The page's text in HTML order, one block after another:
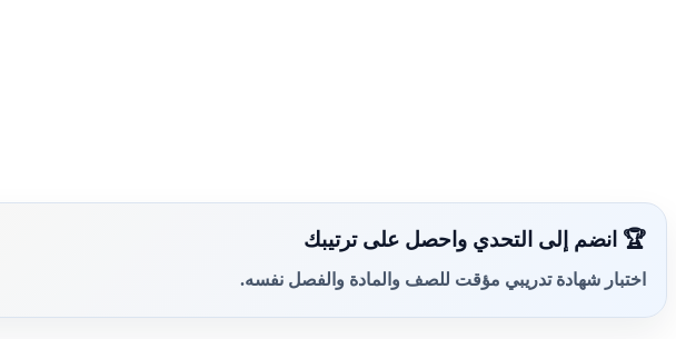
🏆 انضم إلى التحدي واحصل على ترتيبك
اختبار شهادة تدريبي مؤقت للصف والمادة والفصل نفسه.